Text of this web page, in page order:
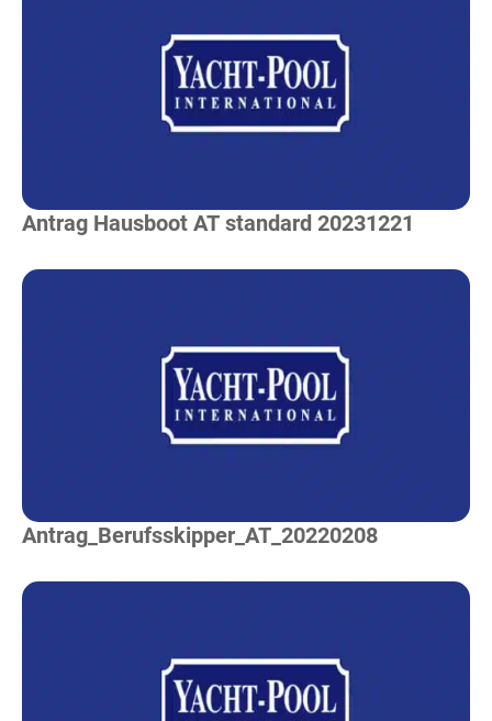
Mehr Lesen
Antrag Hausboot AT standard 20231221
Mehr Lesen
Antrag_Berufsskipper_AT_20220208
Mehr Lesen